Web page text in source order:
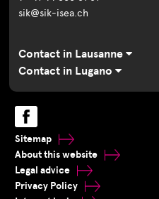
sik@sik-isea.ch
Contact in Lausanne
Contact in Lugano
Sitemap
About this website
Legal advice
Privacy Policy